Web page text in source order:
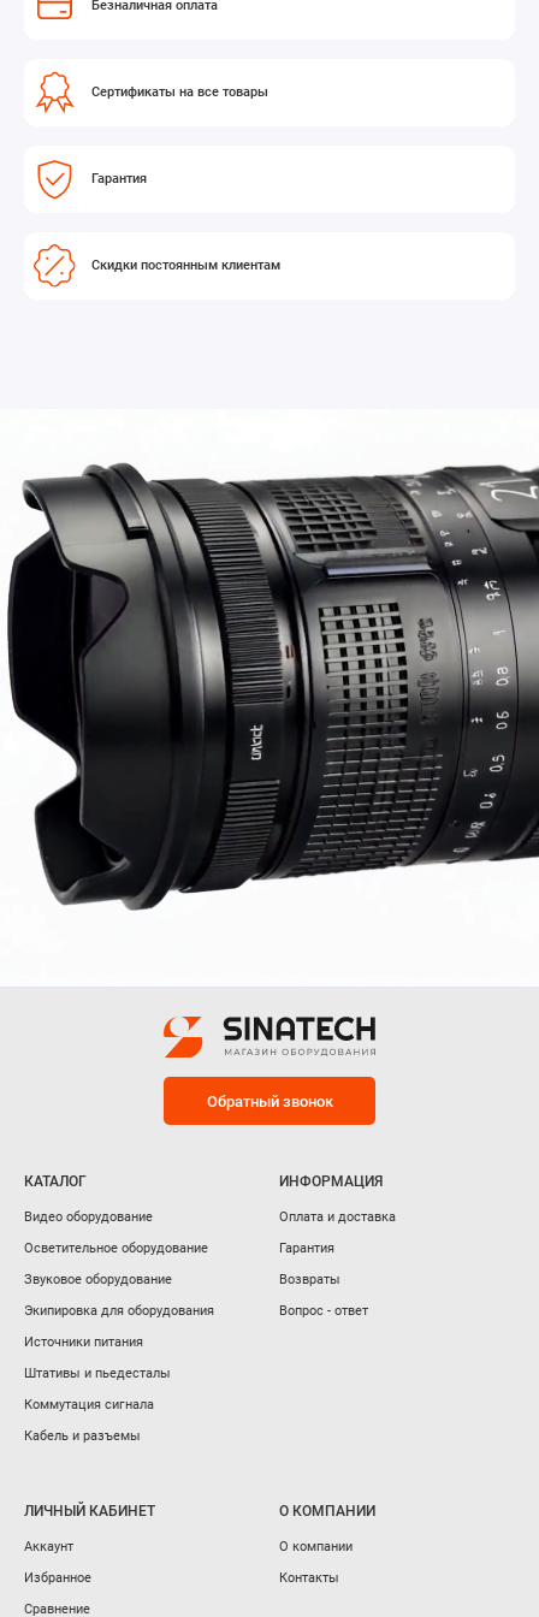
Безналичная оплата
Сертификаты на все товары
Гарантия
Скидки постоянным клиентам
Обратный звонок
КАТАЛОГ
Видео оборудование
Осветительное оборудование
Звуковое оборудование
Экипировка для оборудования
Источники питания
Штативы и пьедесталы
Коммутация сигнала
Кабель и разъемы
ИНФОРМАЦИЯ
Оплата и доставка
Гарантия
Возвраты
Вопрос - ответ
ЛИЧНЫЙ КАБИНЕТ
Аккаунт
Избранное
Сравнение
О КОМПАНИИ
О компании
Контакты